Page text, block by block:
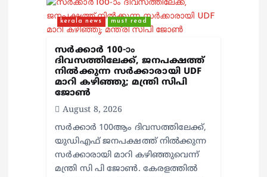
kerala news must read
സർക്കാർ 100-ാം
ദിവസത്തിലേക്ക്, ജനപക്ഷത്ത്
നിൽക്കുന്ന സർക്കാരായി UDF
മാറി കഴിഞ്ഞു; മന്ത്രി സിപി
ജോൺ
August 8, 2026
സർക്കാർ 100ആം ദിവസത്തിലേക്ക്,
യുഡിഎഫ് ജനപക്ഷത്ത് നിൽക്കുന്ന
സർക്കാരായി മാറി കഴിഞ്ഞുവെന്ന്
മന്ത്രി സി പി ജോൺ. കേരളത്തിൽ